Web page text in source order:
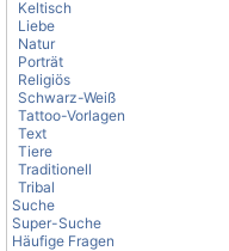
Keltisch
Liebe
Natur
Porträt
Religiös
Schwarz-Weiß
Tattoo-Vorlagen
Text
Tiere
Traditionell
Tribal
Suche
Super-Suche
Häufige Fragen